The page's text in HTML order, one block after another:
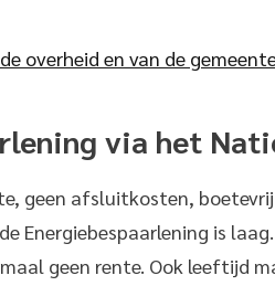
overheid en van de
via het
geen afsluitkosten,
Energiebespaarlening is
geen rente. Ook leeftijd